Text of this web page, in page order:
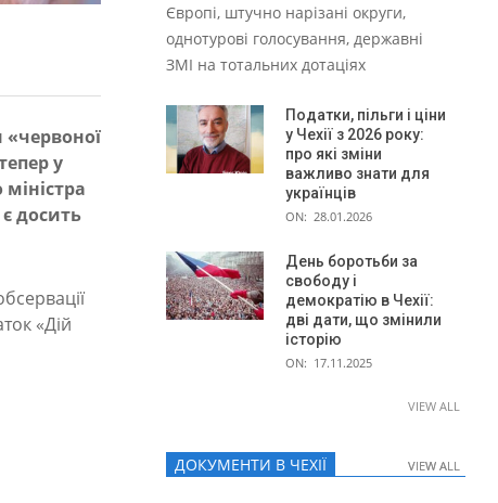
«червоної
у
досить
«Дій
Європі, штучно нарізані округи,
однотурові голосування, державні
ЗМІ на тотальних дотаціях
Податки, пільги і ціни
у Чехії з 2026 року:
про які зміни
важливо знати для
українців
ON: 28.01.2026
День боротьби за
свободу і
демократію в Чехії:
дві дати, що змінили
історію
ON: 17.11.2025
VIEW ALL
ДОКУМЕНТИ В ЧЕХІЇ VIEW ALL
VIEW ALL